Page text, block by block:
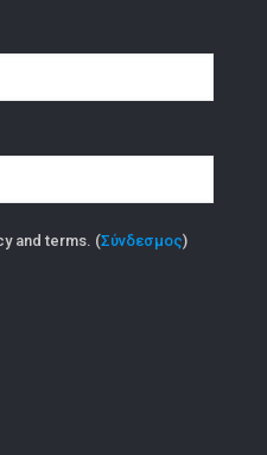
and terms. (Σύνδεσμος)